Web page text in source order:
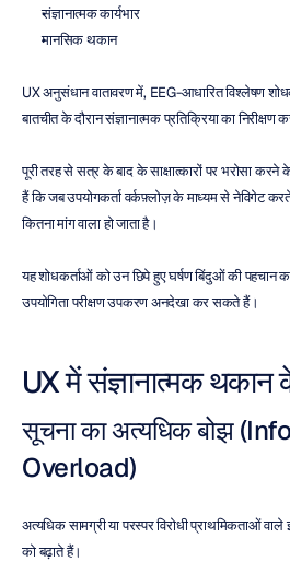
संज्ञानात्मक कार्यभार
मानसिक थकान
UX अनुसंधान वातावरण में, EEG-आधारित विश्लेषण
बातचीत के दौरान संज्ञानात्मक प्रतिक्रिया का
पूरी तरह से सत्र के बाद के साक्षात्कारों पर भरोसा
हैं कि जब उपयोगकर्ता वर्कफ़्लोज़ के माध्यम से नेविगेट
कितना मांग वाला हो जाता है।
यह शोधकर्ताओं को उन छिपे हुए घर्षण बिंदुओं की पहचान
उपयोगिता परीक्षण उपकरण अनदेखा कर सकते हैं।
UX में संज्ञानात्मक थकान
सूचना का अत्यधिक बोझ
Overload)
अत्यधिक सामग्री या परस्पर विरोधी प्राथमिकताओं
को बढ़ाते हैं।